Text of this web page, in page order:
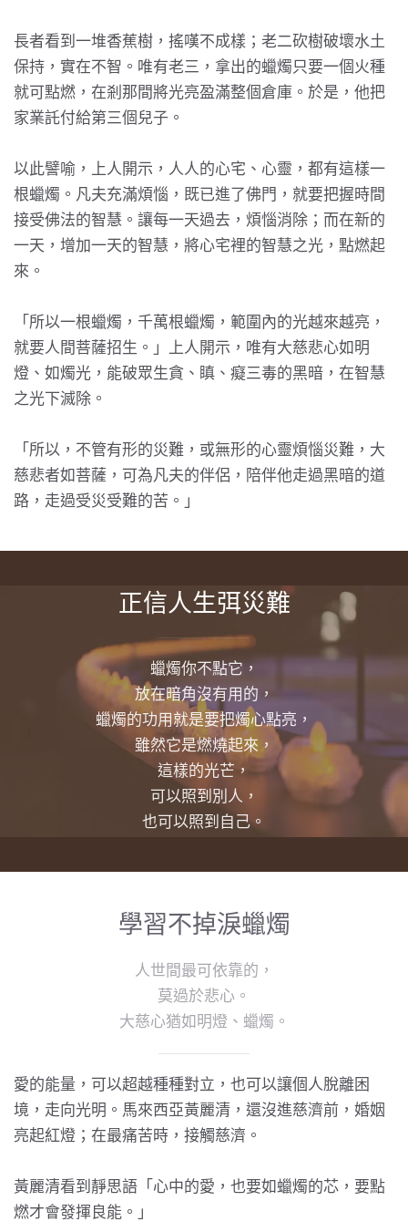
長者看到一堆香蕉樹，搖嘆不成樣；老二砍樹破壞水土
保持，實在不智。唯有老三，拿出的蠟燭只要一個火種
就可點燃，在剎那間將光亮盈滿整個倉庫。於是，他把
家業託付給第三個兒子。
以此譬喻，上人開示，人人的心宅、心靈，都有這樣一
根蠟燭。凡夫充滿煩惱，既已進了佛門，就要把握時間
接受佛法的智慧。讓每一天過去，煩惱消除；而在新的
一天，增加一天的智慧，將心宅裡的智慧之光，點燃起
來。
「所以一根蠟燭，千萬根蠟燭，範圍內的光越來越亮，
就要人間菩薩招生。」上人開示，唯有大慈悲心如明
燈、如燭光，能破眾生貪、瞋、癡三毒的黑暗，在智慧
之光下滅除。
「所以，不管有形的災難，或無形的心靈煩惱災難，大
慈悲者如菩薩，可為凡夫的伴侶，陪伴他走過黑暗的道
路，走過受災受難的苦。」
正信人生弭災難
蠟燭你不點它，
放在暗角沒有用的，
蠟燭的功用就是要把燭心點亮，
雖然它是燃燒起來，
這樣的光芒，
可以照到別人，
也可以照到自己。
學習不掉淚蠟燭
人世間最可依靠的，
莫過於悲心。
大慈心猶如明燈、蠟燭。
愛的能量，可以超越種種對立，也可以讓個人脫離困
境，走向光明。馬來西亞黃麗清，還沒進慈濟前，婚姻
亮起紅燈；在最痛苦時，接觸慈濟。
黃麗清看到靜思語「心中的愛，也要如蠟燭的芯，要點
燃才會發揮良能。」